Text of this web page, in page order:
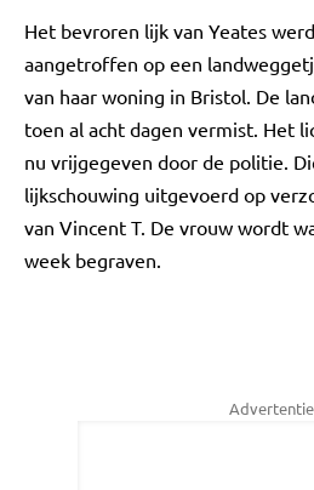
Het bevroren lijk van Yeates
aangetroffen op een
van haar woning in Bristol. De
toen al acht dagen vermist. Het
nu vrijgegeven door de politie.
lijkschouwing uitgevoerd op
van Vincent T. De vrouw wordt
week begraven.
Advertentie